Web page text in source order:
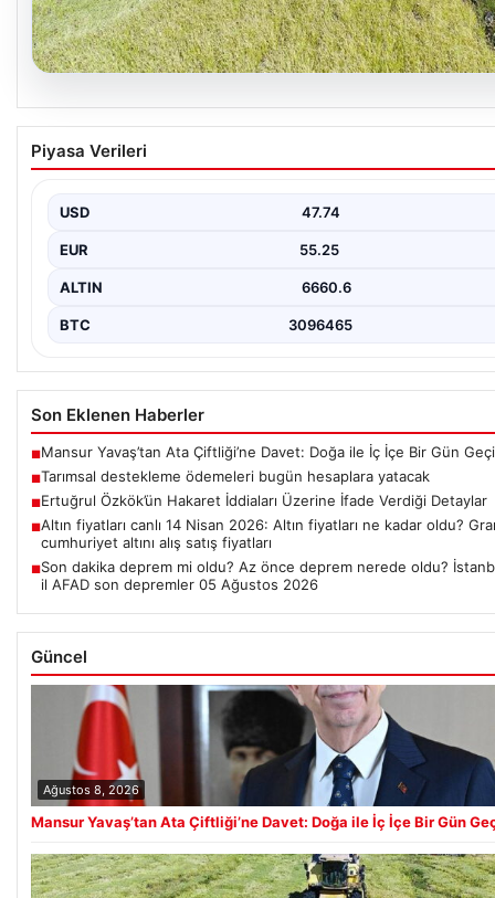
Tarımsal destekleme ödemeleri bugün
Piyasa Verileri
USD 47.74
EUR 55.25
ALTIN 6660.6
BTC 3096465
Son Eklenen Haberler
■Mansur Yavaş’tan Ata Çiftliği’ne Davet: Doğa ile İç İçe Bir Gün
■Tarımsal destekleme ödemeleri bugün hesaplara yatacak
■Ertuğrul Özkök’ün Hakaret İddiaları Üzerine İfade Verdiği Detaylar
■Altın fiyatları canlı 14 Nisan 2026: Altın fiyatları ne kadar oldu?
cumhuriyet altını alış satış fiyatları
■Son dakika deprem mi oldu? Az önce deprem nerede oldu?
il AFAD son depremler 05 Ağustos 2026
Güncel
Ağustos 8, 2026
Mansur Yavaş’tan Ata Çiftliği’ne Davet: Doğa ile İç İçe Bir Gün